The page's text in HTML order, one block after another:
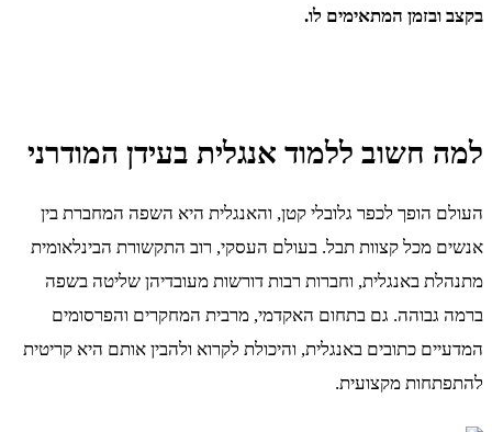
בקצב ובזמן המתאימים לו.
למה חשוב ללמוד אנגלית בעידן המודרני
העולם הופך לכפר גלובלי קטן, והאנגלית היא השפה המחברת בין
אנשים מכל קצוות תבל. בעולם העסקי, רוב התקשורת הבינלאומית
מתנהלת באנגלית, וחברות רבות דורשות מעובדיהן שליטה בשפה
ברמה גבוהה. גם בתחום האקדמי, מרבית המחקרים והפרסומים
המדעיים כתובים באנגלית, והיכולת לקרוא ולהבין אותם היא קריטית
להתפתחות מקצועית.